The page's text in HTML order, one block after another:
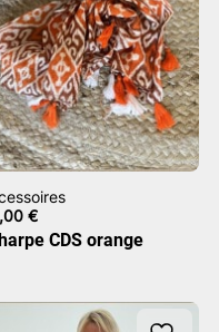
€
CDS orange